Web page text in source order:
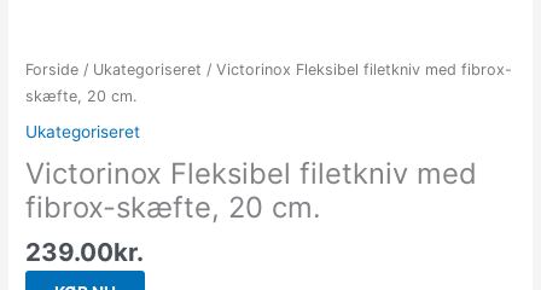
Forside / Ukategoriseret / Victorinox Fleksibel filetkniv med fibrox-
skæfte, 20 cm.
Ukategoriseret
Victorinox Fleksibel filetkniv med
fibrox-skæfte, 20 cm.
239.00kr.